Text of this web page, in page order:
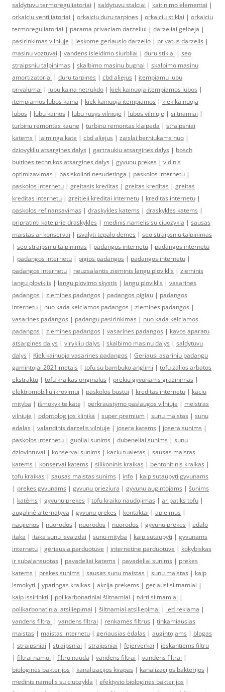
saldytuvu termoreguliatoriai | saldytuvu stalciai | kaitinimo elementai |
orkaiciu ventiliatoriai | orkaiciu duru tarpines | orkaiciu stiklai | orkaiciu
termoreguliatoriai | parama privaciam darzeliui | darzeliai gelbeja |
pasirinkimas vilniuje | ieskome geriausio darzelio | privatus darzelis |
masinu voztuvai | vandens isleidimo siurbliai | duru stiklai | seo
straipsniu talpinimas | skalbimo masinu bugnai | skalbimo masinu
amortizatoriai | duru tarpines | cbd aliejus | itempiamu lubu
privalumai | lubu kaina netrukdo | kiek kainuoja itempiamos lubos |
itempiamos lubos kaina | kiek kainuoja itempiamos | kiek kainuoja
lubos | lubu kainos | lubu rusys vilniuje | lubos vilniuje | siltnamiai |
turbinu remontas kaune | turbinu remontas klaipeda | straipsniai
katems | laiminga kate | cbd aliejus | zaislai berniukams nuo |
dziovykliu atsargines dalys | gartraukiu atsargines dalys | bosch
buitines technikos atsargines dalys | gyvunu prekes | vidinis
optimizavimas | pasiskolinti nesudėtinga | paskolos internetu |
paskolos internetu | greitasis kreditas | greitas kreditas | greitas
kreditas internetu | greitieji kreditai internetu | kreditas internetu |
paskolos refinansavimas | draskykles katems | draskykles katems |
pripratinti kate prie draskykles | medinis namelis su ciuozykla | sausas
maistas ar konservai | isvalyti tepalo demes | seo straipsniu talpinimas
| seo straipsniu talpinimas | padangos internetu | padangos internetu
| padangos internetu | pigios padangos | padangos internetu |
padangos internetu | neuzsalantis zieminis langu ploviklis | zieminis
langu ploviklis | langu plovimo skystis | langu ploviklis | vasarines
padangos | ziemines padangos | padangos pigiau | padangos
internetu | nuo kada keiciamos padangos | ziemines padangos |
vasarines padangos | padangu pasirinkimas | nuo kada keiciamos
padangos | ziemines padangos | vasarines padangos | kavos aparatu
atsargines dalys | viryklių dalys | skalbimo masinu dalys | saldytuvu
dalys | Kiek kainuoja vasarines padangos | Geriausi asariniu padangu
gamintojai 2021 metais | tofu su bambuko anglimi | tofu zalios arbatos
ekstraktu | tofu kraikas originalus | prekiu gyvunams grazinimas |
elektromobiliu ikrovimui | paskolos bustui | kreditas internetu | kaciu
mityba | išmokykite katę | perkraustymo paslaugos vilniuje | meistras
vilniuje | odontologijos klinika | super premium | sunu maistas | sunu
edalas | valandinis darzelis vilniuje | josera katems | josera sunims |
paskolos internetu | guoliai sunims | dubeneliai sunims | sunu
dziovintuvai | konservai sunims | kaciu tualetas | sausas maistas
katems | konservai katems | silikoninis kraikas | bentonitinis kraikas |
tofu kraikas | sausas maistas sunims | info | kaip sutaupyti gyvunams
| prekes gyvunams | gyvunu prieziura | gyvunu augintojams | šunims
| katėms | gyvunu prekes | tofu kraiko naudojimas | ar patiks tofu |
augalinė alternatyva | gyvunu prekes | kontaktai | apie mus |
naujienos | nuorodos | nuorodos | nuorodos | gyvunu prekes | edalo
itaka | itaka sunu isvaizdai | sunu mityba | kaip sutaupyti | gyvunams
internetu | geriausia parduotuve | internetine parduotuve | kokybiskas
ir subalansuotas | pavadeliai katems | pavadeliai sunims | prekes
katems | prekes sunims | sausas sunu maistas | sunu maistas | kaip
ismokyti | ypatingas kraikas | akcija prekems | geriausi siltnamiai |
kaip issirinkti | polikarbonatiniai šiltnamiai | tvirti siltnamiai |
polikarbonatiniai atsiliepimai | šiltnamiai atsiliepimai | led reklama |
vandens filtrai | vandens filtrai | renkamės filtrus | tinkamiausias
maistas | maistas internetu | geriausias ėdalas | augintojams | blogas
| straipsniai | straipsniai | straipsniai | fejerverkai | ieskantiems filtru
| filtrai namui | filtru nauda | vandens filtrai | vandens filtrai |
biologinės bakterijos | kanalizacijos kvapas | kanalizacijos bakterijos |
medinis namelis su ciuozykla | efektyvio biologinės bakterijos |